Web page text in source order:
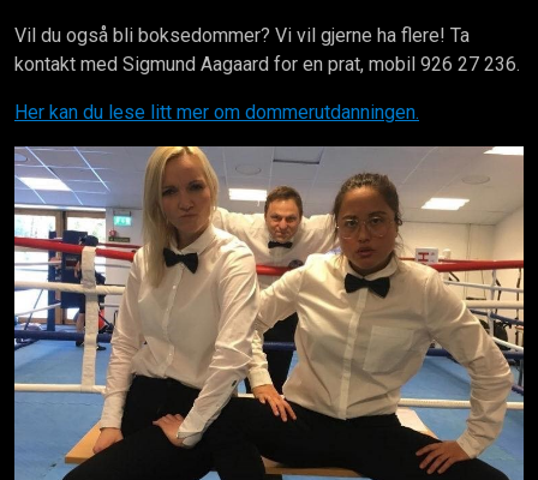
Vil du også bli boksedommer? Vi vil gjerne ha flere! Ta
kontakt med Sigmund Aagaard for en prat, mobil 926 27 236.
Her kan du lese litt mer om dommerutdanningen.